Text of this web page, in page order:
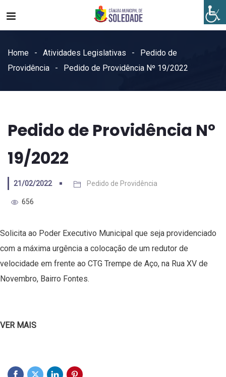
Home Atividades Legislativas
Pedido de
Providência
Pedido de Providência Nº 19/2022
Pedido de Providência Nº
19/2022
21/02/2022 Pedido de Providência
656
Solicita ao Poder Executivo Municipal que seja providenciado
com a máxima urgência a colocação de um redutor de
velocidade em frente ao CTG Trempe de Aço, na Rua XV de
Novembro, Bairro Fontes.
VER MAIS